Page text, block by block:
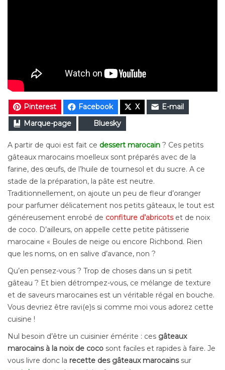
Pinterest Facebook X
E-mail
Marque-page
Bluesky
A partir de quoi est fait ce dessert marocain ? Ces petits
gâteaux marocains moelleux sont préparés avec de la
farine, des œufs, de l’huile de tournesol et du sucre. A ce
stade de la préparation, la pâte est neutre.
Traditionnellement, on ajoute un peu de fleur d’oranger
pour parfumer délicatement nos petits gâteaux, le tout est
généreusement enrobé de confiture d’abricotset de noix
de coco. D’ailleurs, on appelle cette petite pâtisserie
marocaine « Boules de neige ou encore Richbond. Rien
que les noms, on en salive d’avance, non ?
Qu’en pensez-vous ? Trop de choses dans un si petit
gâteau ? Et bien détrompez-vous, ce mélange de texture
et de saveurs marocaines est un véritable régal en bouche.
Vous devriez être ravi(e)s si comme moi vous adorez cette
cuisine !
Nul besoin d’être un cuisinier émérite : ces gâteaux
marocains à la noix de coco sont faciles et rapides à faire. Je
vous livre donc la recette des gâteaux marocainssur